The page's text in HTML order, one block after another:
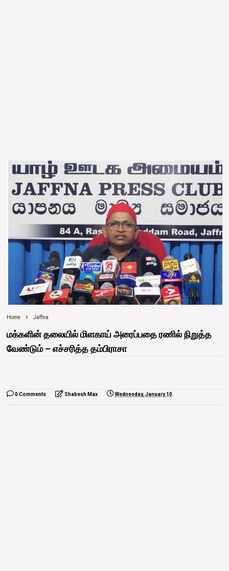
Home Jaffna
மக்களின் தலையில் மிளகாய் அரைப்பதை ரணில் நிறுத்த
வேண்டும் – எச்சரித்த தம்பிராசா
0 Comments Shabesh Max Wednesday, January 10